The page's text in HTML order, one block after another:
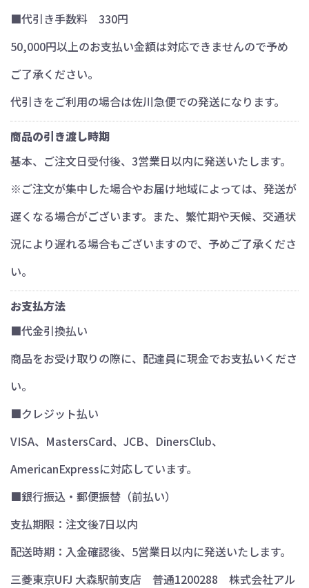
■代引き手数料 330円
50,000円以上のお支払い金額は対応できませんので予め
ご了承ください。
代引きをご利用の場合は佐川急便での発送になります。
商品の引き渡し時期
基本、ご注文日受付後、3営業日以内に発送いたします。
※ご注文が集中した場合やお届け地域によっては、発送が
遅くなる場合がございます。また、繁忙期や天候、交通状
況により遅れる場合もございますので、予めご了承くださ
い。
お支払方法
■代金引換払い
商品をお受け取りの際に、配達員に現金でお支払いくださ
い。
■クレジット払い
VISA、MastersCard、JCB、DinersClub、
AmericanExpressに対応しています。
■銀行振込・郵便振替（前払い）
支払期限：注文後7日以内
配送時期：入金確認後、5営業日以内に発送いたします。
三菱東京UFJ 大森駅前支店 普通1200288 株式会社アル